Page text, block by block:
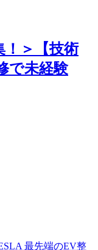
！＞【技術
で未経験